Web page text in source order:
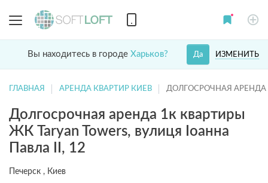
Вы находитесь в городе Харьков? ИЗМЕНИТЬ
Да
ГЛАВНАЯ АРЕНДА КВАРТИР КИЕВ ДОЛГОСРОЧНАЯ АРЕНДА
Долгосрочная аренда 1к квартиры
ЖК Taryan Towers, вулиця Іоанна
Павла II, 12
Печерск , Киев